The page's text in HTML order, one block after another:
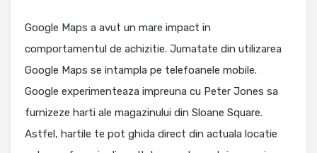
Google Maps a avut un mare impact in
comportamentul de achizitie. Jumatate din utilizarea
Google Maps se intampla pe telefoanele mobile.
Google experimenteaza impreuna cu Peter Jones sa
furnizeze harti ale magazinului din Sloane Square.
Astfel, hartile te pot ghida direct din actuala locatie